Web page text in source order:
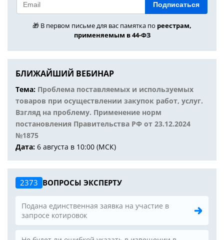
Подписаться
🎁 В первом письме для вас памятка по реестрам,
применяемым в 44-ФЗ
БЛИЖАЙШИЙ ВЕБИНАР
Тема: Проблема поставляемых и используемых
товаров при осуществлении закупок работ, услуг.
Взгляд на проблему. Применение норм
постановления Правительства РФ от 23.12.2024
№1875
Дата: 6 августа в 10:00 (МСК)
2373 ВОПРОСЫ ЭКСПЕРТУ
Подана единственная заявка на участие в
запросе котировок